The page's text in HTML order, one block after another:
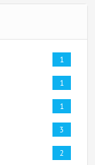
1
1
1
3
2